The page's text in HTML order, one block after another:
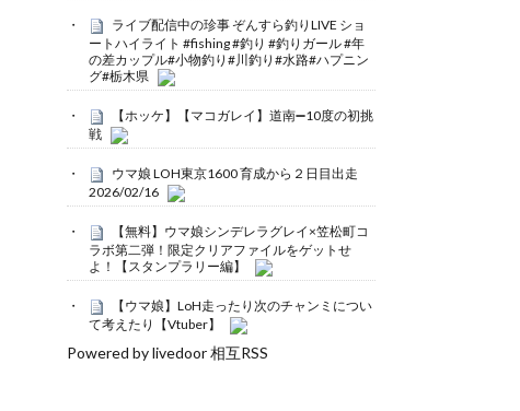
ライブ配信中の珍事 ぞんすら釣りLIVE ショ
ートハイライト #fishing #釣り #釣りガール #年
の差カップル#小物釣り#川釣り#水路#ハプニン
グ#栃木県
【ホッケ】【マコガレイ】道南➖10度の初挑
戦
ウマ娘 LOH東京1600 育成から２日目出走
2026/02/16
【無料】ウマ娘シンデレラグレイ×笠松町コ
ラボ第二弾！限定クリアファイルをゲットせ
よ！【スタンプラリー編】
【ウマ娘】LoH走ったり次のチャンミについ
て考えたり【Vtuber】
Powered by livedoor 相互RSS